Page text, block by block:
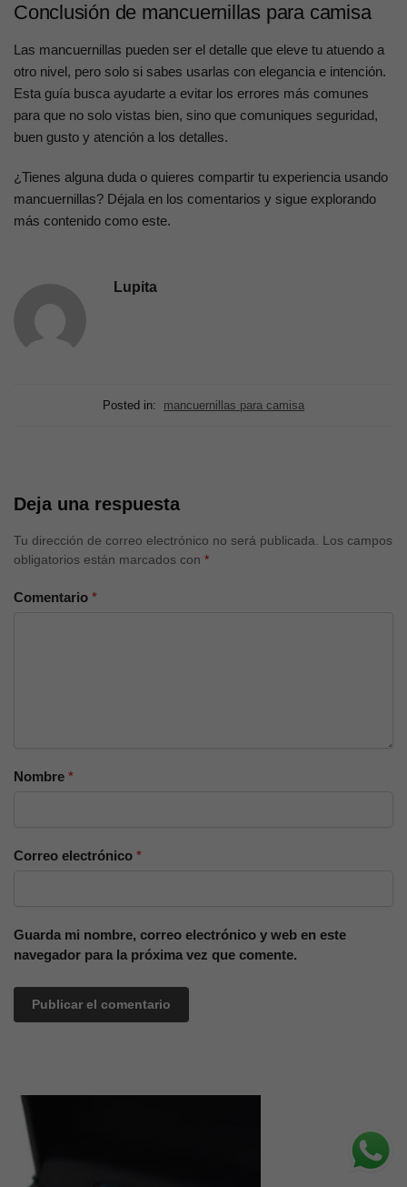
Conclusión de mancuernillas para camisa
Las mancuernillas pueden ser el detalle que eleve tu atuendo a
otro nivel, pero solo si sabes usarlas con elegancia e intención.
Esta guía busca ayudarte a evitar los errores más comunes
para que no solo vistas bien, sino que comuniques seguridad,
buen gusto y atención a los detalles.
¿Tienes alguna duda o quieres compartir tu experiencia usando
mancuernillas? Déjala en los comentarios y sigue explorando
más contenido como este.
Lupita
Posted in: mancuernillas para camisa
Deja una respuesta
Tu dirección de correo electrónico no será publicada. Los campos
obligatorios están marcados con *
Comentario *
Nombre *
Correo electrónico *
Guarda mi nombre, correo electrónico y web en este
navegador para la próxima vez que comente.